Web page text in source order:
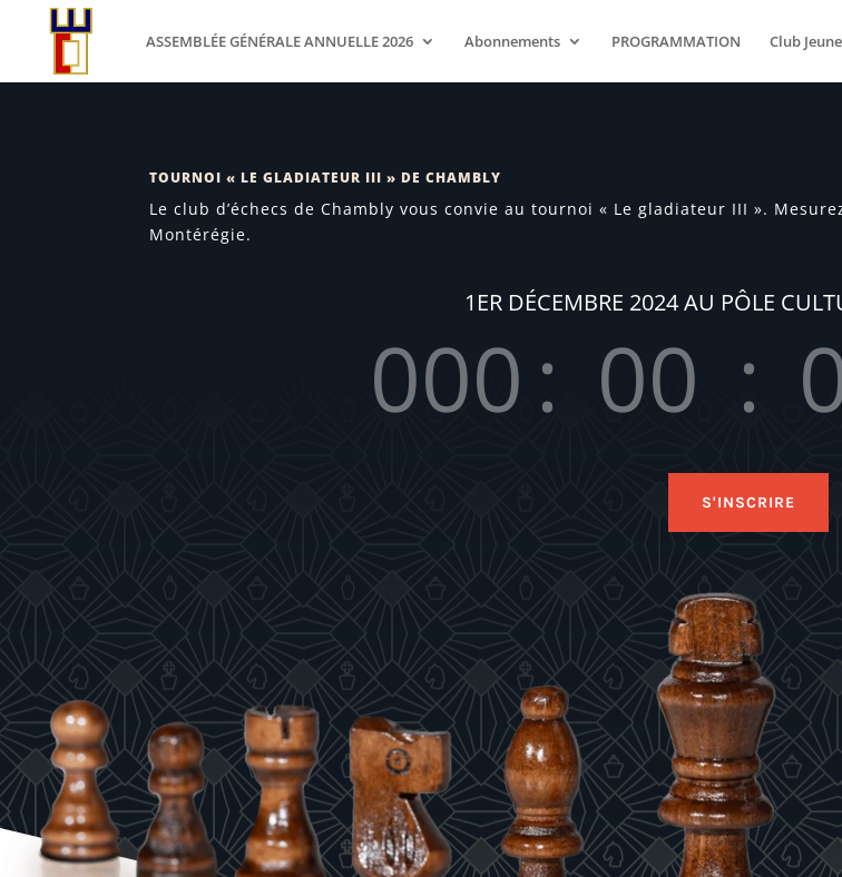
ASSEMBLÉE GÉNÉRALE ANNUELLE 2026 Abonnements PROGRAMMATION Club
TOURNOI « LE GLADIATEUR III » DE CHAMBLY
Le club d’échecs de Chambly vous convie au tournoi « Le gladiateur III ».
Montérégie.
1ER DÉCEMBRE 2024 AU PÔLE
000: 00 :
S'INSCRIRE